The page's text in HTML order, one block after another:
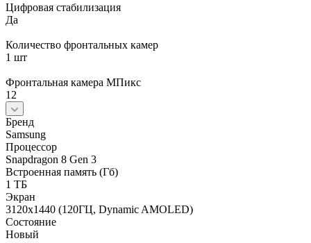
Цифровая стабилизация
Да
Количество фронтальных камер
1 шт
Фронтальная камера МПикс
12
Бренд
Samsung
Процессор
Snapdragon 8 Gen 3
Встроенная память (Гб)
1 ТБ
Экран
3120x1440 (120ГЦ, Dynamic AMOLED)
Состояние
Новый